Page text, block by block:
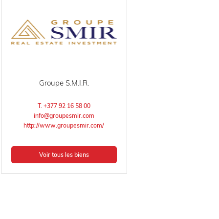
Groupe S.M.I.R.
T. +377 92 16 58 00
info@groupesmir.com
http://www.groupesmir.com/
Voir tous les biens